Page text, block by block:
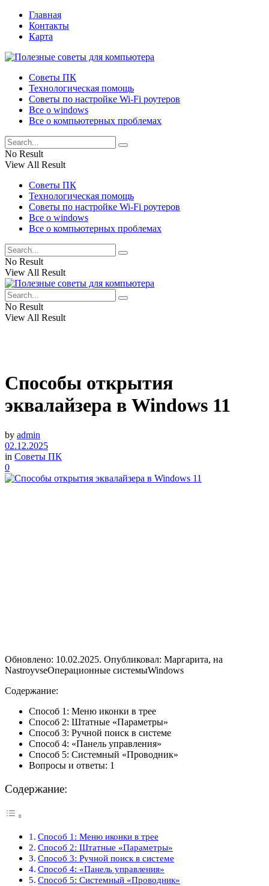
Главная
Контакты
Карта
Советы ПК
Технологическая помощь
Советы по настройке Wi-Fi роутеров
Все о windows
Все о компьютерных проблемах
No Result
View All Result
Советы ПК
Технологическая помощь
Советы по настройке Wi-Fi роутеров
Все о windows
Все о компьютерных проблемах
No Result
View All Result
No Result
View All Result
Способы открытия
эквалайзера в Windows 11
by admin
02.12.2025
in Советы ПК
0
Обновлено: 10.02.2025. Опубликовал: Маргарита, на
NastroyvseОперационные системыWindows
Содержание:
Способ 1: Меню иконки в трее
Способ 2: Штатные «Параметры»
Способ 3: Ручной поиск в системе
Способ 4: «Панель управления»
Способ 5: Системный «Проводник»
Вопросы и ответы: 1
Содержание:
Способ 1: Меню иконки в трее
Способ 2: Штатные «Параметры»
Способ 3: Ручной поиск в системе
Способ 4: «Панель управления»
Способ 5: Системный «Проводник»